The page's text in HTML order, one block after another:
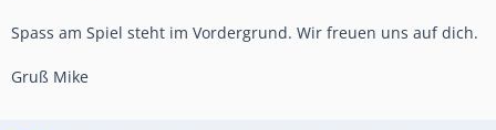
Spass am Spiel steht im Vordergrund. Wir freuen uns auf dich.
Gruß Mike